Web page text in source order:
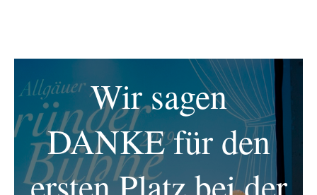
Wir sagen
DANKE für den
ersten Platz bei der